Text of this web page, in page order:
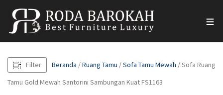
Filter Beranda /Ruang Tamu /Sofa Tamu Mewah / Sofa Ruang
Tamu Gold Mewah Santorini Sambungan Kuat FS1163